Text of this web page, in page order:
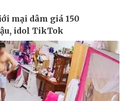
Giải trí
Nghệ sĩ
Thời trang
Sao Việt